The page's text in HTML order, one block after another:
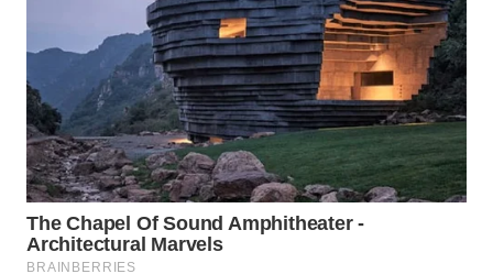
WAHANA
SELEB
WAHANA
PERSONA
WAHANA
OTOMOTIF